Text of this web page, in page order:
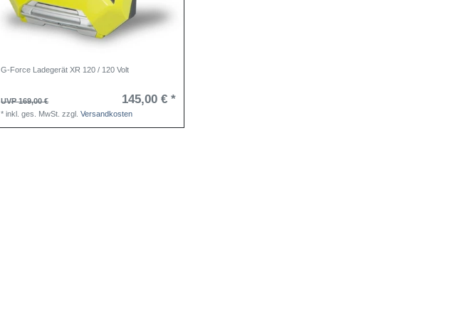
G-Force Ladegerät XR 120 / 120 Volt
UVP 169,00 € 145,00 € *
*inkl. ges. MwSt. zzgl.Versandkosten